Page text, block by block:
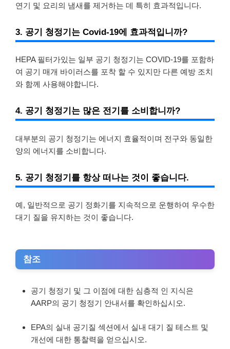
연기 및 요리의 냄새를 제거하는 데 특히 효과적입니다.
3. 공기 청정기는 Covid-19에 효과적입니까?
HEPA 필터가있는 일부 공기 청정기는 COVID-19를 포함하
여 공기 매개 바이러스를 포착 할 수 있지만 다른 예방 조치
와 함께 사용해야합니다.
4. 공기 청정기는 많은 전기를 소비합니까?
대부분의 공기 청정기는 에너지 효율적이며 전구와 동일한
양의 에너지를 소비합니다.
5. 공기 청정기를 항상 떠나는 것이 좋습니다.
예, 일반적으로 공기 정화기를 지속적으로 운행하여 우수한
대기 질을 유지하는 것이 좋습니다.
참조
공기 청정기 및 그 이점에 대한 심층적 인 지식은
AARP의 공기 청정기 안내서를 확인하십시오.
EPA의 실내 공기질 섹션에서 실내 대기 질 테스트 및
개선에 대한 통찰력을 얻으십시오.